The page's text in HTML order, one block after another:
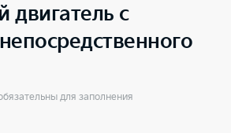
двигатель с
для заполнения